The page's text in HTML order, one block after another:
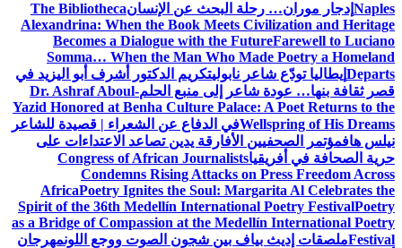
Naples إدجار موران… رحلة البحث عن الإنسانThe Bibliotheca
Alexandrina: When the Book Meets Civilization and Heritage
Becomes a Dialogue with the FutureFarewell to Luciano
Somma… When the Man Who Made Poetry a Homeland
Departs إيطاليا تودّع شاعر نابوليتكريم الدكتور أشرف أبو اليزيد في
قصر ثقافة بنها… عودة شاعر إلى منبع الحلمDr. Ashraf Aboul-
Yazid Honored at Benha Culture Palace: A Poet Returns to the
Wellspring of His Dreamsفي الدفاع عن الشعراء | قصيدة للشاعر
نيلس هافمؤتمر الصحفيين الأفارقة يدين تصاعد الاعتداءات على
حرية الصحافة في أفريقياCongress of African Journalists
Condemns Rising Attacks on Press Freedom Across
AfricaPoetry Ignites the Soul: Margarita Al Celebrates the
Spirit of the 36th Medellín International Poetry FestivalPoetry
as a Bridge of Compassion at the Medellín International Poetry
Festivalملصقات إديث بياف بين شجون الصوت ووجع اللونمهرجان